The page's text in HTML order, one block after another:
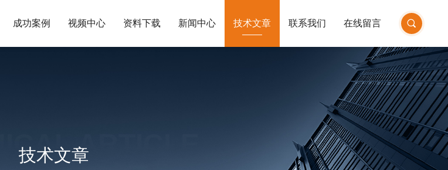
成功案例 视频中心 资料下载 新闻中心 技术文章 联系我们 在线留言
ARTICLE
技术文章